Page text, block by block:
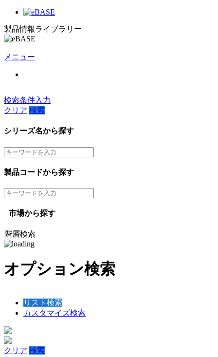
製品情報ライブラリー
メニュー
検索条件入力
クリア 検索
シリーズ名から探す
製品コードから探す
市場から探す
階層検索
オプション検索
リスト検索
カスタマイズ検索
クリア 検索